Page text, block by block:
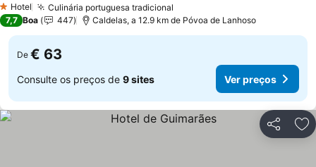
1 Estrelas
Hotel Culinária portuguesa tradicional
7,7 Boa 447 Caldelas, a 12.9 km de Póvoa de Lanhoso
De € 63
Consulte os preços de 9 sites Ver preços
Partilhar